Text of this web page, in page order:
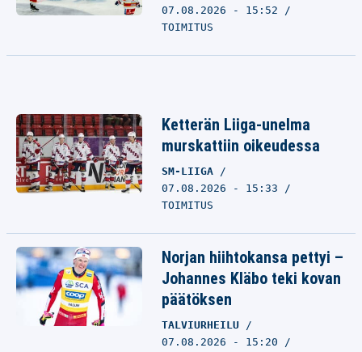
07.08.2026 - 15:52
TOIMITUS
Ketterän Liiga-unelma
murskattiin oikeudessa
SM-LIIGA
07.08.2026 - 15:33
TOIMITUS
Norjan hiihtokansa pettyi –
Johannes Kläbo teki kovan
päätöksen
TALVIURHEILU
07.08.2026 - 15:20